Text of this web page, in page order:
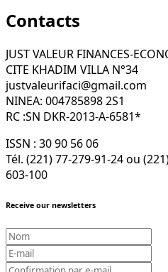
Contacts
JUST VALEUR FINANCES-
CITE KHADIM VILLA N°34
justvaleurifaci@gmail.com
NINEA: 004785898 2S1
RC :SN DKR-2013-A-6581*
ISSN : 30 90 56 06
Tél. (221) 77-279-91-24 ou
603-100
Receive our newsletters